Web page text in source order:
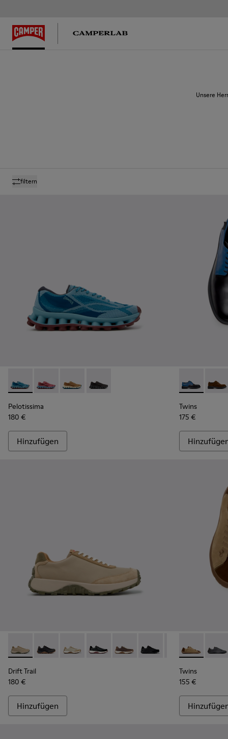
Unsere
filtern
Pelotissima - K101109-011 - Blaue Sneaker aus recycelten
Pelotissima - K101109-010
Pelotissima - K101109-007 - Braune
Pelotissima - K101109-006 -
Pelotissima
180 €
Hinzufügen
Twins -
Twins
175 €
Drift Trail - K100928-026 - Mehrfarbige Sneaker aus Leder
Drift Trail - K100928-025
Drift Trail - K100928-023
Drift Trail - K100928-021
Drift Trail - K100928-020
Drift Trail - K100928-015
Drift Trail -
Drift Trail
180 €
Hinzufügen
Twins -
Twins
155 €